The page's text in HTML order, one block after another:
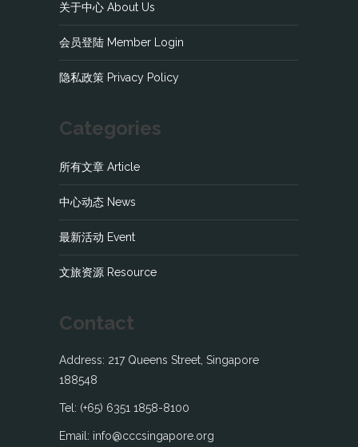
关于中心 About Us
会员登陆 Member Login
隐私政策 Privacy Policy
Categories
所有文章 Article
中心动态 News
最新活动 Event
文旅资源 Resource
Contact
Address: 217 Queens Street, Singapore
188548
Tel: (+65) 6351 1858-8100
Email: info@cccsingapore.org